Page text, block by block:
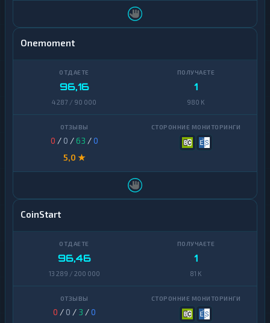
Onemoment
96,16
4 287 / 90 000
1
980 K
0 / 0 /63 /0
5,0 ★
CoinStart
96,46
13 289 / 200 000
1
81 K
0 / 0 / 3 /0